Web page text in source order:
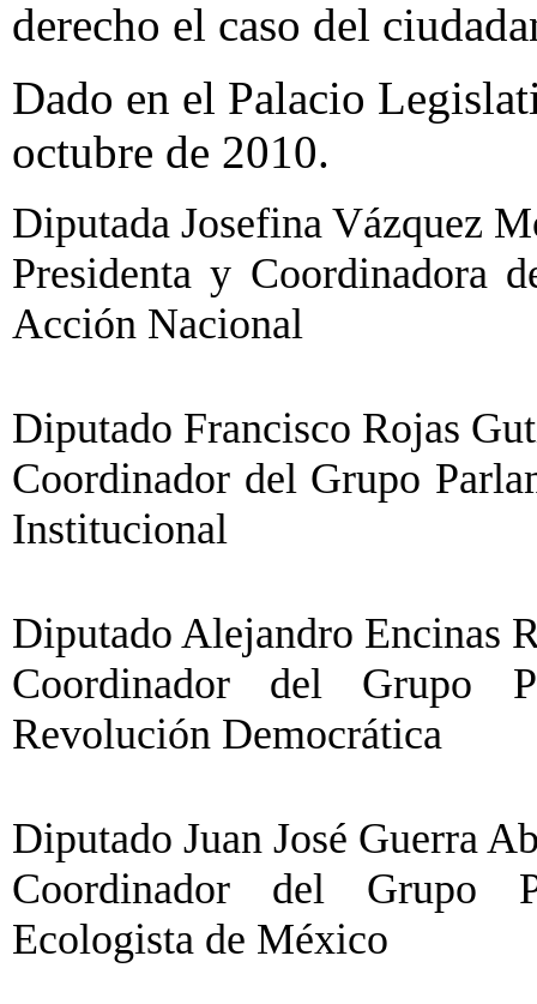
derecho el caso del
Dado en el Palacio
octubre de 2010.
Diputada Josefina Vázquez
Presidenta y Coordinadora
Acción Nacional
Diputado Francisco Rojas
Coordinador del Grupo
Institucional
Diputado Alejandro Encinas
Coordinador del Grupo
Revolución Democrática
Diputado Juan José Guerra
Coordinador del Grupo
Ecologista de México